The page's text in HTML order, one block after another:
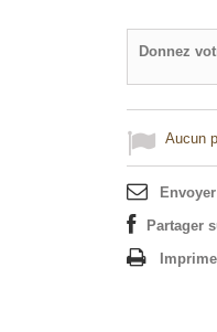
Donnez
Aucun
Partager